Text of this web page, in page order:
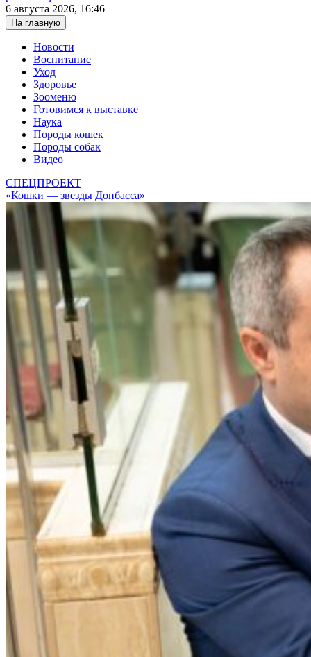
6 августа 2026, 16:46
На главную
Новости
Воспитание
Уход
Здоровье
Зооменю
Готовимся к выставке
Наука
Породы кошек
Породы собак
Видео
СПЕЦПРОЕКТ
«Кошки — звезды Донбасса»